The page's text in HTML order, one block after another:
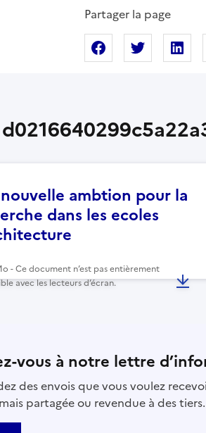
Partager la page
Partager surPartager
ambtion pour la
dans les ecoles
- Ce document n’est pas entièrement
avec les lecteurs d’écran.
vous à notre lettre
des envois que vous voulez
partagée ou revendue à des tiers.